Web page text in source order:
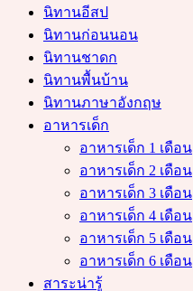
นิทานอีสป
นิทานก่อนนอน
นิทานชาดก
นิทานพื้นบ้าน
นิทานภาษาอังกฤษ
อาหารเด็ก
อาหารเด็ก 1 เดือน
อาหารเด็ก 2 เดือน
อาหารเด็ก 3 เดือน
อาหารเด็ก 4 เดือน
อาหารเด็ก 5 เดือน
อาหารเด็ก 6 เดือน
สาระน่ารู้